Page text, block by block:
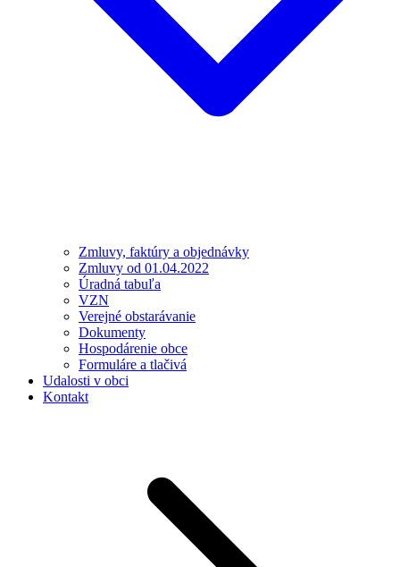
Zmluvy, faktúry a objednávky
Zmluvy od 01.04.2022
Úradná tabuľa
VZN
Verejné obstarávanie
Dokumenty
Hospodárenie obce
Formuláre a tlačivá
Udalosti v obci
Kontakt